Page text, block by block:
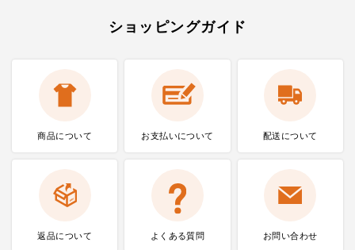
ショッピングガイド
商品について お支払いについて 配送について
返品について よくある質問 お問い合わせ